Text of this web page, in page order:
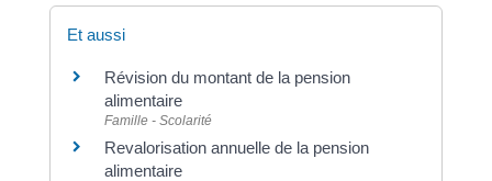
Et aussi
Révision du montant de la pension
alimentaire
Famille - Scolarité
Revalorisation annuelle de la pension
alimentaire